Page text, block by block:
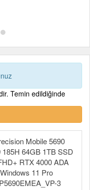
Temin edildiğinde
Mobile 5690
185H 64GB 1TB SSD
RTX 4000 ADA
11 Pro
3